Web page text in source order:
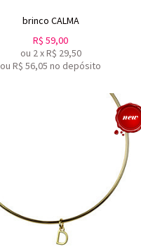
brinco CALMA
R$ 59,00
ou 2xR$ 29,50
ou R$ 56,05 no depósito